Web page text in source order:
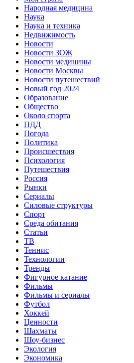
Народная медицина
Наука
Наука и техника
Недвижимость
Новости
Новости ЗОЖ
Новости медицины
Новости Москвы
Новости путешествий
Новый год 2024
Образование
Общество
Около спорта
ПДД
Погода
Политика
Происшествия
Психология
Путешествия
Россия
Рынки
Сериалы
Силовые структуры
Спорт
Среда обитания
Статьи
ТВ
Теннис
Технологии
Тренды
Фигурное катание
Фильмы
Фильмы и сериалы
Футбол
Хоккей
Ценности
Шахматы
Шоу-бизнес
Экология
Экономика